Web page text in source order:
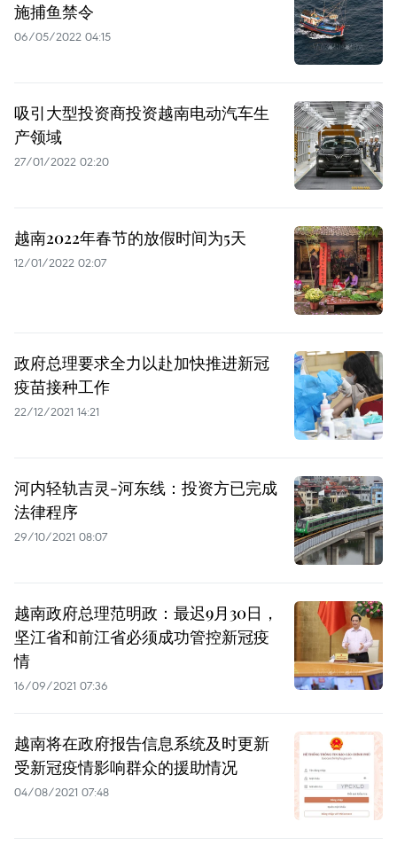
施捕鱼禁令
06/05/2022 04:15
吸引大型投资商投资越南电动汽车生
产领域
27/01/2022 02:20
越南2022年春节的放假时间为5天
12/01/2022 02:07
政府总理要求全力以赴加快推进新冠
疫苗接种工作
22/12/2021 14:21
河内轻轨吉灵-河东线：投资方已完成
法律程序
29/10/2021 08:07
越南政府总理范明政：最迟9月30日，
坚江省和前江省必须成功管控新冠疫
情
16/09/2021 07:36
越南将在政府报告信息系统及时更新
受新冠疫情影响群众的援助情况
04/08/2021 07:48